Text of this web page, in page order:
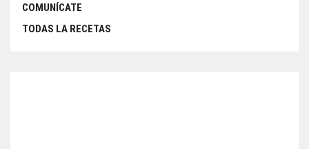
COMUNÍCATE
TODAS LA RECETAS